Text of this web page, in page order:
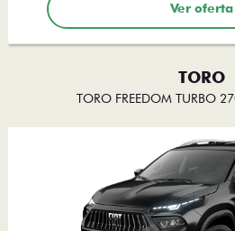
Ver oferta
TORO
TORO FREEDOM TURBO